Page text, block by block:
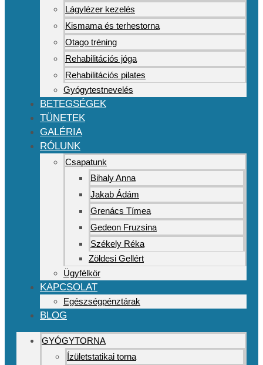
Lágylézer kezelés
Kismama és terhestorna
Otago tréning
Rehabilitációs jóga
Rehabilitációs pilates
Gyógytestnevelés
BETEGSÉGEK
TÜNETEK
GALÉRIA
RÓLUNK
Csapatunk
Bihaly Anna
Jakab Ádám
Grenács Tímea
Gedeon Fruzsina
Székely Réka
Zöldesi Gellért
Ügyfélkör
KAPCSOLAT
Egészségpénztárak
BLOG
GYÓGYTORNA
Ízületstatikai torna